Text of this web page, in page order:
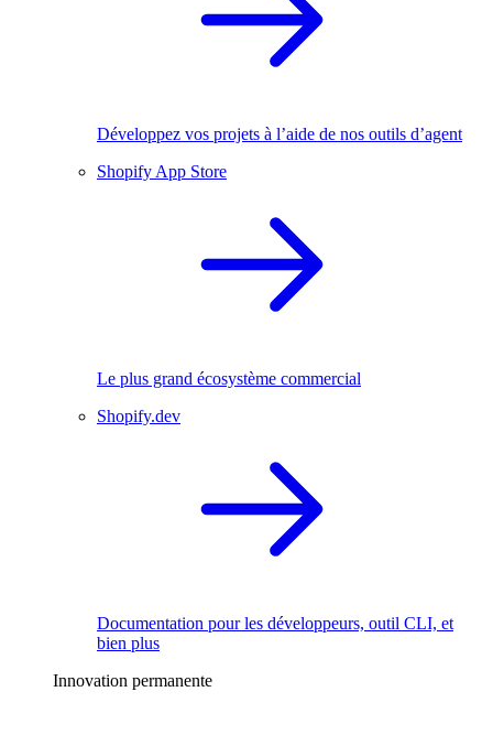
Développez vos projets à l’aide de nos outils d’agent
Shopify App Store
Le plus grand écosystème commercial
Shopify.dev
Documentation pour les développeurs, outil CLI, et
bien plus
Innovation permanente